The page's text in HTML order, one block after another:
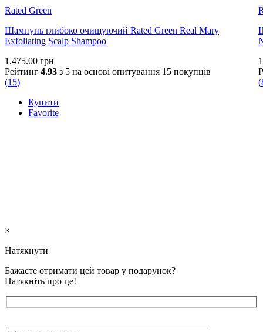
Rated Green
Шампунь глибоко очищуючий Rated Green Real Mary
Exfoliating Scalp Shampoo
1,475.00 грн
Рейтинг 4.93 з 5 на основі опитування 15 покупців
(15)
Купити
Favorite
(
×
Натякнути
Бажаєте отримати цей товар у подарунок?
Натякніть про це!